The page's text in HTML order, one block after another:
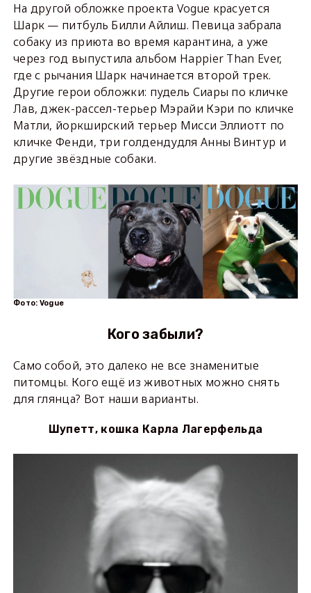
На другой обложке проекта Vogue красуется
Шарк — питбуль Билли Айлиш. Певица забрала
собаку из приюта во время карантина, а уже
через год выпустила альбом Happier Than Ever,
где с рычания Шарк начинается второй трек.
Другие герои обложки: пудель Сиары по кличке
Лав, джек-рассел-терьер Мэрайи Кэри по кличке
Матли, йоркширский терьер Мисси Эллиотт по
кличке Фенди, три голдендудля Анны Винтур и
другие звёздные собаки.
Фото: Vogue
Кого забыли?
Само собой, это далеко не все знаменитые
питомцы. Кого ещё из животных можно снять
для глянца? Вот наши варианты.
Шупетт, кошка Карла Лагерфельда